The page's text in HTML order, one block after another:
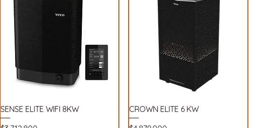
SENSE ELITE WIFI 8KW
CROWN ELITE 6 KW